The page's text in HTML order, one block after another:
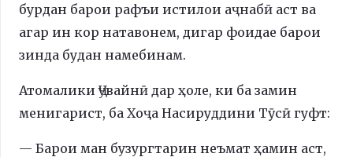
бурдан барои рафъи истилои аҷнабӣ аст ва
агар ин кор натавонем, дигар фоидае барои
зинда будан намебинам.
Атомалики Ҷувайнӣ дар ҳоле, ки ба замин
менигарист, ба Хоҷа Насируддини Тӯcӣ гуфт:
— Барои ман бузургтарин неъмат ҳамин аст,